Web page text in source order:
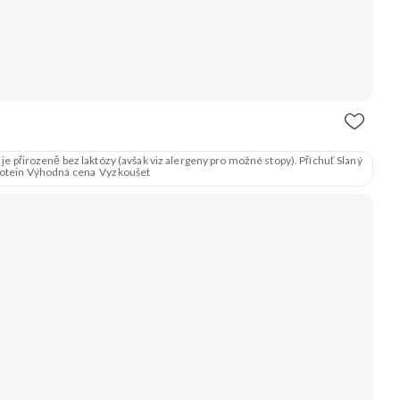
bez laktózy (avšak viz alergeny pro možné stopy). Příchuť Slaný
protein Výhodná cena Vyzkoušet